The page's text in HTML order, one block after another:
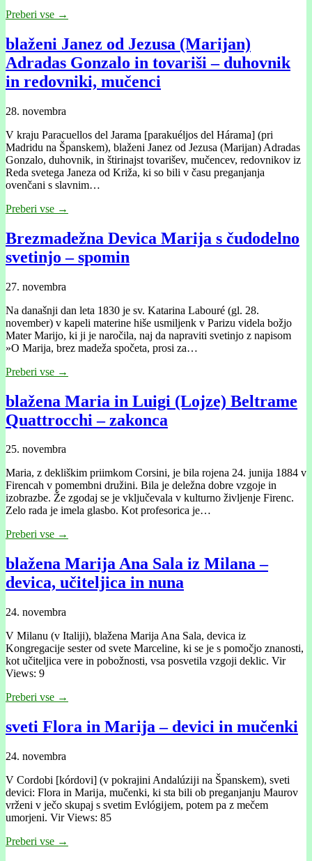
Preberi vse →
blaženi Janez od Jezusa (Marijan)
Adradas Gonzalo in tovariši – duhovnik
in redovniki, mučenci
28. novembra
V kraju Paracuellos del Jarama [parakuéljos del Hárama] (pri
Madridu na Španskem), blaženi Janez od Jezusa (Marijan) Adradas
Gonzalo, duhovnik, in štirinajst tovarišev, mučencev, redovnikov iz
Reda svetega Janeza od Križa, ki so bili v času preganjanja
ovenčani s slavnim…
Preberi vse →
Brezmadežna Devica Marija s čudodelno
svetinjo – spomin
27. novembra
Na današnji dan leta 1830 je sv. Katarina Labouré (gl. 28.
november) v kapeli materine hiše usmiljenk v Parizu videla božjo
Mater Marijo, ki ji je naročila, naj da napraviti svetinjo z napisom
»O Marija, brez madeža spočeta, prosi za…
Preberi vse →
blažena Maria in Luigi (Lojze) Beltrame
Quattrocchi – zakonca
25. novembra
Maria, z dekliškim priimkom Corsini, je bila rojena 24. junija 1884 v
Firencah v pomembni družini. Bila je deležna dobre vzgoje in
izobrazbe. Že zgodaj se je vključevala v kulturno življenje Firenc.
Zelo rada je imela glasbo. Kot profesorica je…
Preberi vse →
blažena Marija Ana Sala iz Milana –
devica, učiteljica in nuna
24. novembra
V Milanu (v Italiji), blažena Marija Ana Sala, devica iz
Kongregacije sester od svete Marceline, ki se je s pomočjo znanosti,
kot učiteljica vere in pobožnosti, vsa posvetila vzgoji deklic. Vir
Views: 9
Preberi vse →
sveti Flora in Marija – devici in mučenki
24. novembra
V Cordobi [kórdovi] (v pokrajini Andalúzĳi na Španskem), sveti
devici: Flora in Marĳa, mučenki, ki sta bili ob preganjanju Maurov
vrženi v ječo skupaj s svetim Evlógĳem, potem pa z mečem
umorjeni. Vir Views: 85
Preberi vse →